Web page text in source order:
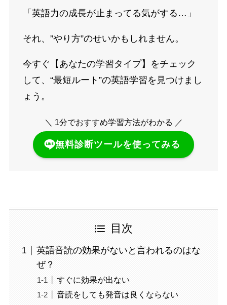
「英語力の成長が止まってる気がする…」
それ、”やり方”のせいかもしれません。
今すぐ【あなたの学習タイプ】をチェック
して、“最短ルート”の英語学習を見つけまし
ょう。
＼ 1分でおすすめ学習方法がわかる ／
無料診断ツールを使ってみる
目次
英語音読の効果がないと言われるのはな
ぜ？
すぐに効果が出ない
音読をしても発音は良くならない